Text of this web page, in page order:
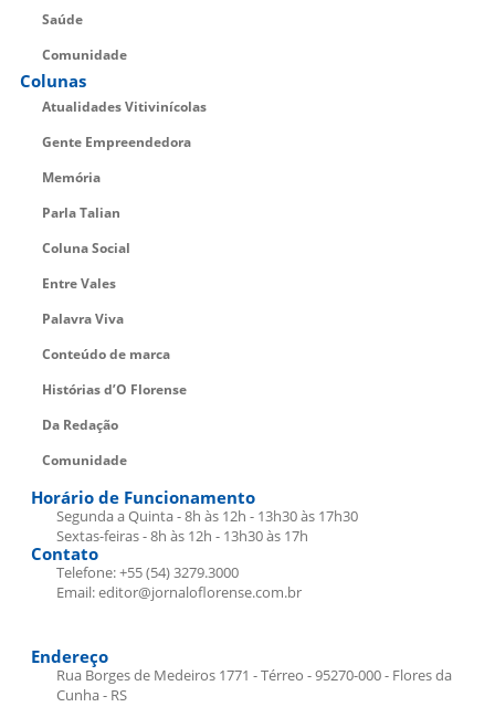
Saúde
Comunidade
Colunas
Atualidades Vitivinícolas
Gente Empreendedora
Memória
Parla Talian
Coluna Social
Entre Vales
Palavra Viva
Conteúdo de marca
Histórias d’O Florense
Da Redação
Comunidade
Horário de Funcionamento
Segunda a Quinta - 8h às 12h - 13h30 às 17h30
Sextas-feiras - 8h às 12h - 13h30 às 17h
Contato
Telefone: +55 (54) 3279.3000
Email: editor@jornaloflorense.com.br
Endereço
Rua Borges de Medeiros 1771 - Térreo - 95270-000 - Flores da
Cunha - RS